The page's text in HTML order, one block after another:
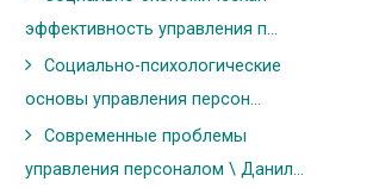
эффективность управления п...
Социально-психологические
основы управления персон...
Современные проблемы
управления персоналом \ Данил...